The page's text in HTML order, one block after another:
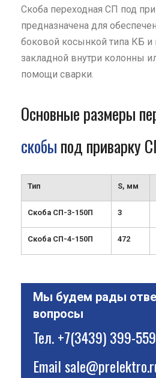
Скоба переходная СП под
предназначена для
боковой косынкой типа КБ и
закладной внутри колонны
помощи сварки.
Основные размеры
скобы под приварку
Тип S, мм
Скоба СП-3-150П 3
Скоба СП-4-150П 472
Мы будем рады
вопросы
Тел.+7(3439) 399-559
Email